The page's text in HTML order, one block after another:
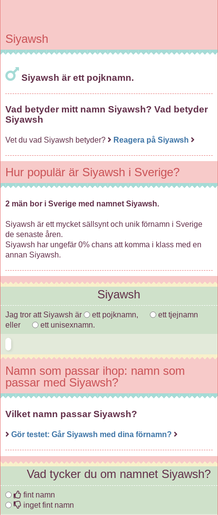
Siyawsh
Siyawsh är ett pojknamn.
Vad betyder mitt namn Siyawsh? Vad betyder
Siyawsh
Vet du vad Siyawsh betyder? Reagera på Siyawsh
Hur populär är Siyawsh i Sverige?
2 män bor i Sverige med namnet Siyawsh.
Siyawsh är ett mycket sällsynt och unik förnamn i Sverige
de senaste åren.
Siyawsh har ungefär 0% chans att komma i klass med en
annan Siyawsh.
Siyawsh
Jag tror att Siyawsh är ett pojknamn,
ett tjejnamn
eller
ett unisexnamn.
Namn som passar ihop: namn som
passar med Siyawsh?
Vilket namn passar Siyawsh?
Gör testet: Går Siyawsh med dina förnamn?
Vad tycker du om namnet Siyawsh?
fint namn
inget fint namn